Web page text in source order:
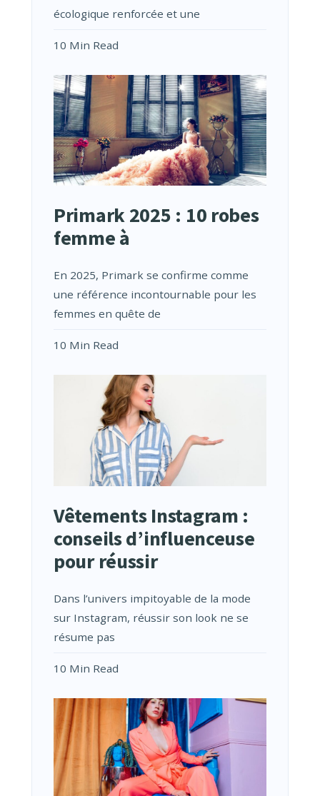
écologique renforcée et une
10 Min Read
Primark 2025 : 10 robes
femme à
En 2025, Primark se confirme comme
une référence incontournable pour les
femmes en quête de
10 Min Read
Vêtements Instagram :
conseils d’influenceuse
pour réussir
Dans l’univers impitoyable de la mode
sur Instagram, réussir son look ne se
résume pas
10 Min Read